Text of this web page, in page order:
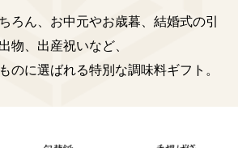
ろん、お中元やお歳暮、結婚式の引
物、出産祝いなど、
のに選ばれる特別な調味料ギフト。